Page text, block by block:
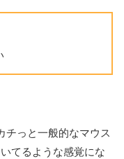
チっと一般的なマウス
てるような感覚にな